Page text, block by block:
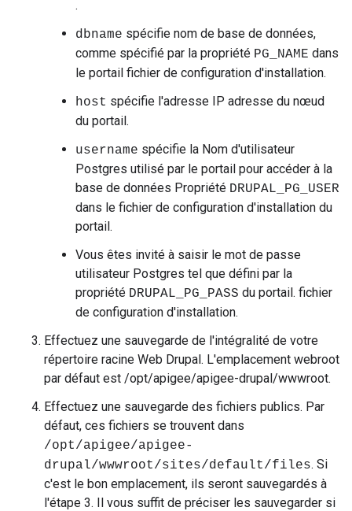
.
dbname spécifie nom de base de données,
comme spécifié par la propriété PG_NAME dans
le portail fichier de configuration d'installation.
host spécifie l'adresse IP adresse du nœud
du portail.
username spécifie la Nom d'utilisateur
Postgres utilisé par le portail pour accéder à la
base de données Propriété DRUPAL_PG_USER
dans le fichier de configuration d'installation du
portail.
Vous êtes invité à saisir le mot de passe
utilisateur Postgres tel que défini par la
propriété DRUPAL_PG_PASS du portail. fichier
de configuration d'installation.
Effectuez une sauvegarde de l'intégralité de votre
répertoire racine Web Drupal. L'emplacement webroot
par défaut est /opt/apigee/apigee-drupal/wwwroot.
Effectuez une sauvegarde des fichiers publics. Par
défaut, ces fichiers se trouvent dans
/opt/apigee/apigee-
drupal/wwwroot/sites/default/files. Si
c'est le bon emplacement, ils seront sauvegardés à
l'étape 3. Il vous suffit de préciser les sauvegarder si